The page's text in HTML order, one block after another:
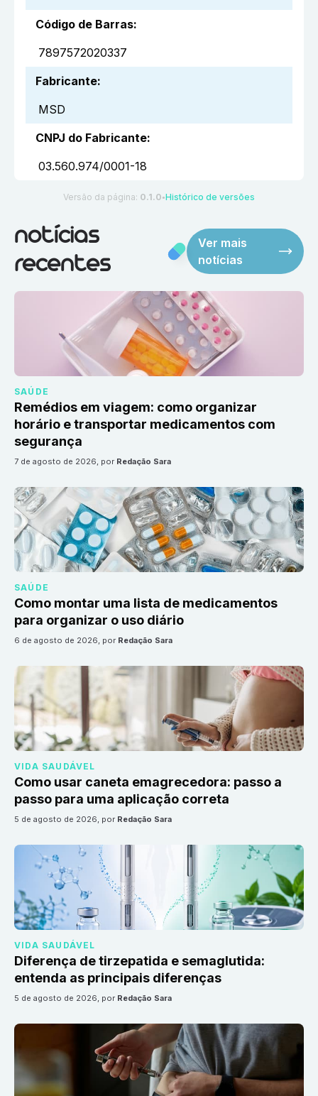
Código de Barras:
7897572020337
Fabricante:
MSD
CNPJ do Fabricante:
03.560.974/0001-18
Versão da página: 0.1.0 ●Histórico de versões
notícias
recentes
Ver mais
notícias
SAÚDE
Remédios em viagem: como organizar
horário e transportar medicamentos com
segurança
7 de agosto de 2026, por Redação Sara
SAÚDE
Como montar uma lista de medicamentos
para organizar o uso diário
6 de agosto de 2026, por Redação Sara
VIDA SAUDÁVEL
Como usar caneta emagrecedora: passo a
passo para uma aplicação correta
5 de agosto de 2026, por Redação Sara
VIDA SAUDÁVEL
Diferença de tirzepatida e semaglutida:
entenda as principais diferenças
5 de agosto de 2026, por Redação Sara